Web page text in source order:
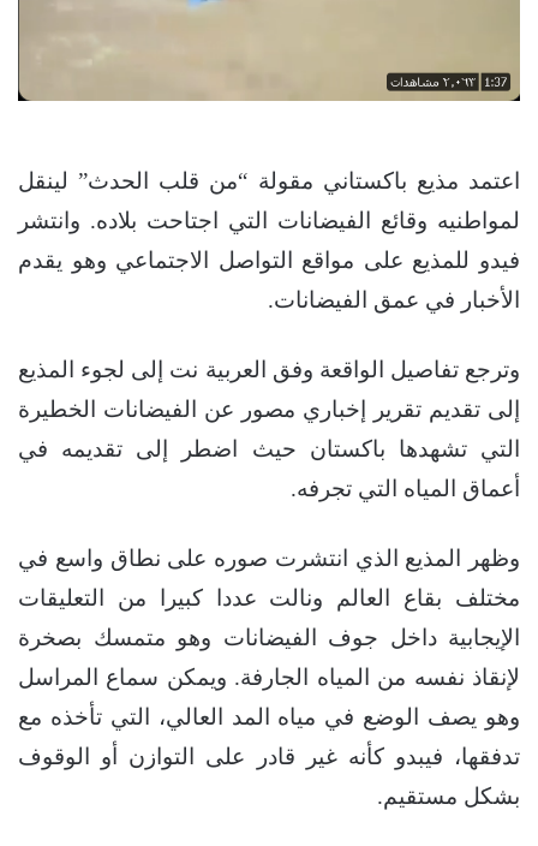
اعتمد مذيع باكستاني مقولة “من قلب الحدث” لينقل
لمواطنيه وقائع الفيضانات التي اجتاحت بلاده. وانتشر
فيدو للمذيع على مواقع التواصل الاجتماعي وهو يقدم
الأخبار في عمق الفيضانات.
وترجع تفاصيل الواقعة وفق العربية نت إلى لجوء المذيع
إلى تقديم تقرير إخباري مصور عن الفيضانات الخطيرة
التي تشهدها باكستان حيث اضطر إلى تقديمه في
أعماق المياه التي تجرفه.
وظهر المذيع الذي انتشرت صوره على نطاق واسع في
مختلف بقاع العالم ونالت عددا كبيرا من التعليقات
الإيجابية داخل جوف الفيضانات وهو متمسك بصخرة
لإنقاذ نفسه من المياه الجارفة. ويمكن سماع المراسل
وهو يصف الوضع في مياه المد العالي، التي تأخذه مع
تدفقها، فيبدو كأنه غير قادر على التوازن أو الوقوف
بشكل مستقيم.